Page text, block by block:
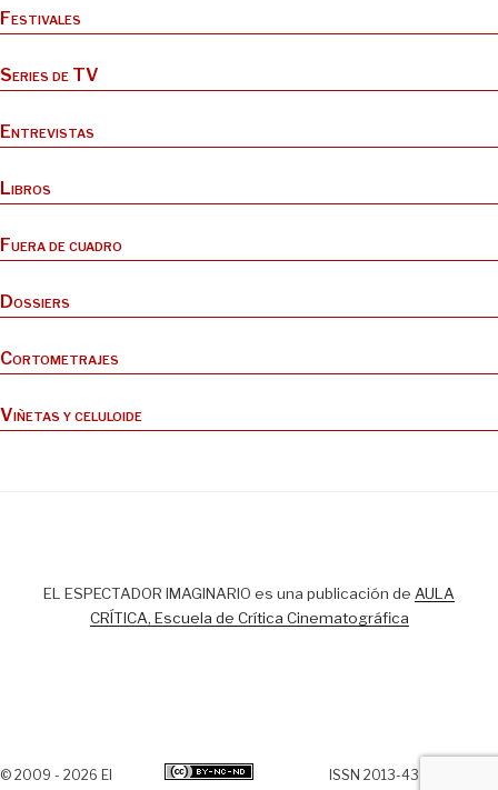
Festivales
Series de TV
Entrevistas
Libros
Fuera de cuadro
Dossiers
Cortometrajes
Viñetas y celuloide
EL ESPECTADOR IMAGINARIO es una publicación de AULA
CRÍTICA, Escuela de Crítica Cinematográfica
© 2009 - 2026 El ISSN 2013-438X